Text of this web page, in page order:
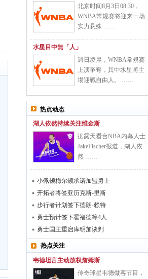
北京时间8月3日08:30，
WNBA常规赛将迎来一场
实力悬殊 ……
水星目中無「人」
週日凌晨，WNBA常規賽
上演爭奪，其中水星將主
場迎戰自由人。 ……
热点动态
湖人依然持续关注维金斯
据露天看台NBA内幕人士
JakeFischer报道，湖人依
然 ……
小佩顿梅尔顿承诺加盟勇士
开拓者将签亚历克斯-里斯
步行者计划签下德朗-赖特
勇士预计签下霍福德等4人
勇士国王重启库明加谈判
热点关注
韦德坦言主动放权詹姆斯
传奇球星韦德做客节目，